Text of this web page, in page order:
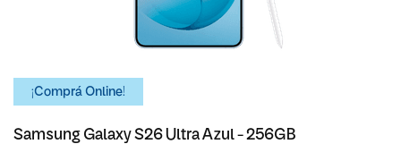
¡Comprá Online!
Samsung Galaxy S26 Ultra Azul - 256GB